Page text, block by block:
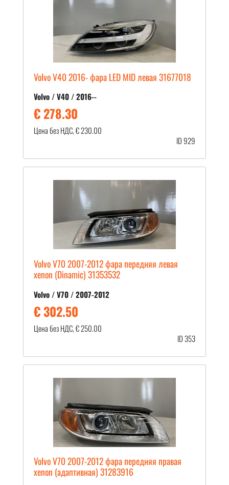
Volvo V40 2016- фара LED MID левая 31677018
Volvo / V40 / 2016--
€ 278.30
Цена без НДС, € 230.00
ID 929
Volvo V70 2007-2012 фара передняя левая
xenon (Dinamic) 31353532
Volvo / V70 / 2007-2012
€ 302.50
Цена без НДС, € 250.00
ID 353
Volvo V70 2007-2012 фара передняя правая
xenon (адаптивная) 31283916